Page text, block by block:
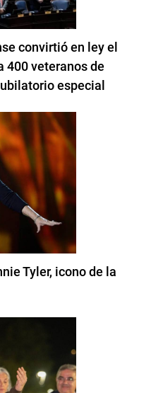
convirtió en ley el
400 veteranos de
especial
Tyler, icono de la